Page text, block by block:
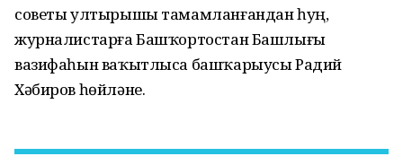
советы ултырышы тамамланғандан һуң,
журналистарға Башҡортостан Башлығы
вазифаһын ваҡытлыса башҡарыусы Радий
Хәбиров һөйләне.